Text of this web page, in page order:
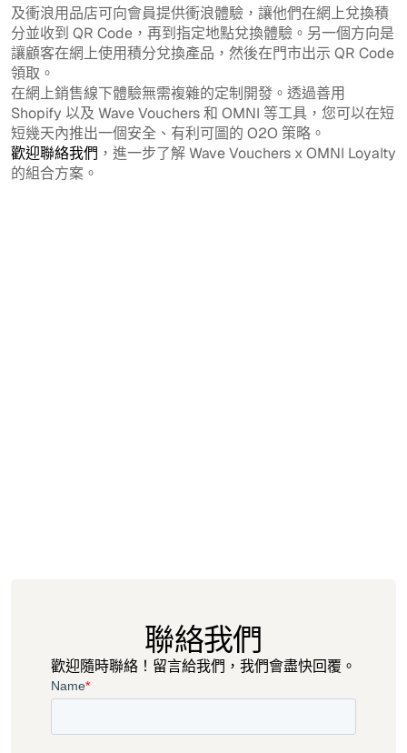
及衝浪用品店可向會員提供衝浪體驗，讓他們在網上兌換積
分並收到 QR Code，再到指定地點兌換體驗。另一個方向是
讓顧客在網上使用積分兌換產品，然後在門市出示 QR Code
領取。
在網上銷售線下體驗無需複雜的定制開發。透過善用
Shopify 以及 Wave Vouchers 和 OMNI 等工具，您可以在短
短幾天內推出一個安全、有利可圖的 O2O 策略。
歡迎聯絡我們 ，進一步了解 Wave Vouchers x OMNI Loyalty
的組合方案。
聯絡我們
歡迎隨時聯絡！留言給我們，我們會盡快回覆。